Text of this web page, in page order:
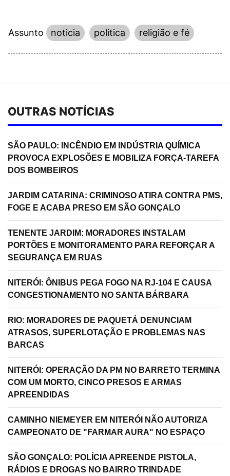
Assunto noticia politica religião e fé
OUTRAS NOTÍCIAS
SÃO PAULO: INCÊNDIO EM INDÚSTRIA QUÍMICA
PROVOCA EXPLOSÕES E MOBILIZA FORÇA-TAREFA
DOS BOMBEIROS
JARDIM CATARINA: CRIMINOSO ATIRA CONTRA PMS,
FOGE E ACABA PRESO EM SÃO GONÇALO
TENENTE JARDIM: MORADORES INSTALAM
PORTÕES E MONITORAMENTO PARA REFORÇAR A
SEGURANÇA EM RUAS
NITERÓI: ÔNIBUS PEGA FOGO NA RJ-104 E CAUSA
CONGESTIONAMENTO NO SANTA BÁRBARA
RIO: MORADORES DE PAQUETÁ DENUNCIAM
ATRASOS, SUPERLOTAÇÃO E PROBLEMAS NAS
BARCAS
NITERÓI: OPERAÇÃO DA PM NO BARRETO TERMINA
COM UM MORTO, CINCO PRESOS E ARMAS
APREENDIDAS
CAMINHO NIEMEYER EM NITERÓI NÃO AUTORIZA
CAMPEONATO DE "FARMAR AURA" NO ESPAÇO
SÃO GONÇALO: POLÍCIA APREENDE PISTOLA,
RÁDIOS E DROGAS NO BAIRRO TRINDADE